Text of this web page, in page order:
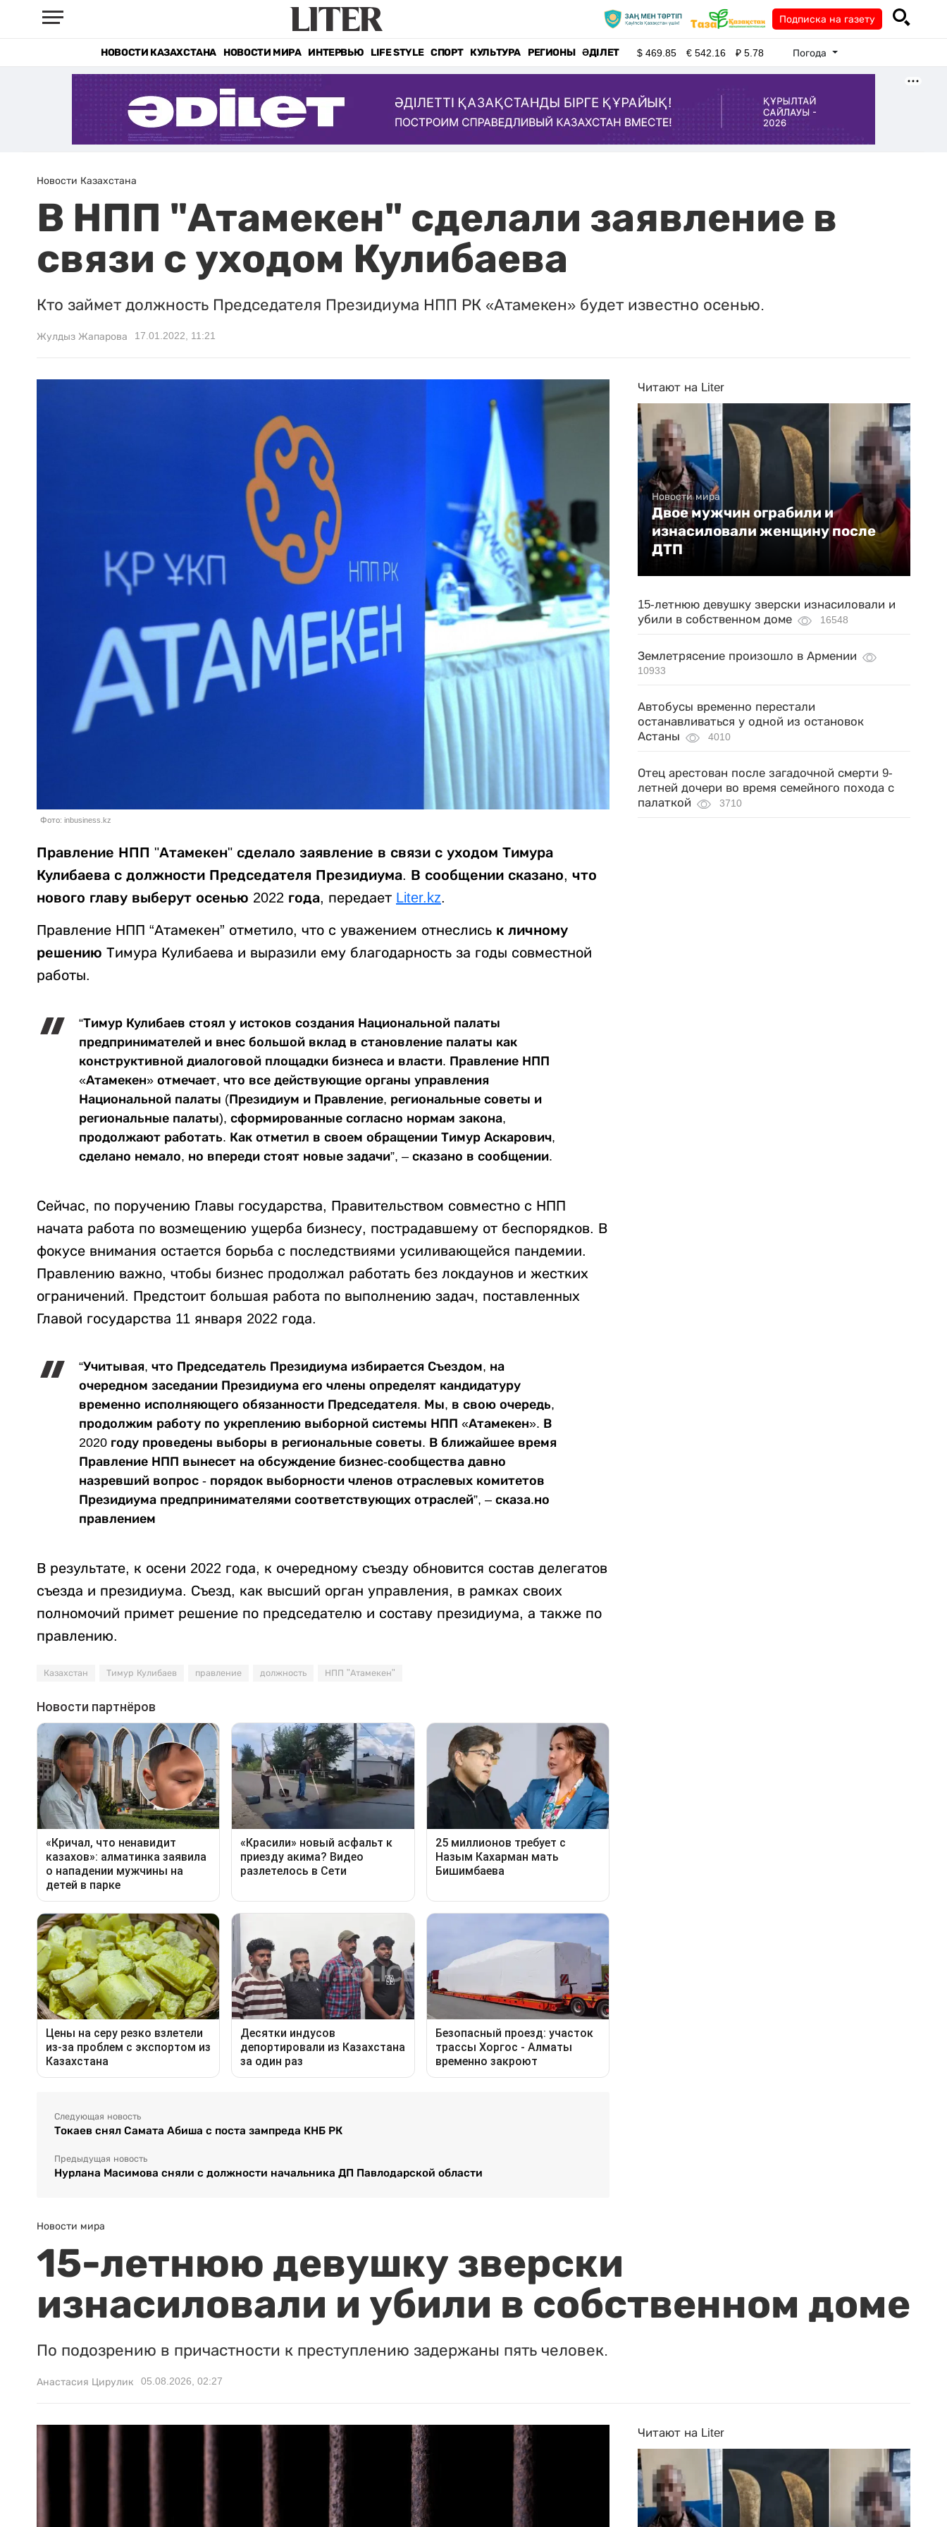
Подписка на газету
НОВОСТИ КАЗАХСТАНА НОВОСТИ МИРА ИНТЕРВЬЮ LIFE STYLE СПОРТ КУЛЬТУРА РЕГИОНЫ ӘДІЛЕТ $469.85 €542.16 ₽5.78 Погода
Новости Казахстана
В НПП "Атамекен" сделали заявление в
связи с уходом Кулибаева
Кто займет должность Председателя Президиума НПП РК «Атамекен» будет известно осенью.
Жулдыз Жапарова 17.01.2022, 11:21
Фото: inbusiness.kz
Правление НПП "Атамекен" сделало заявление в связи с уходом Тимура
Кулибаева с должности Председателя Президиума. В сообщении сказано, что
нового главу выберут осенью 2022 года, передает Liter.kz.
Правление НПП “Атамекен” отметило, что с уважением отнеслись к личному
решению Тимура Кулибаева и выразили ему благодарность за годы совместной
работы.
“Тимур Кулибаев стоял у истоков создания Национальной палаты
предпринимателей и внес большой вклад в становление палаты как
конструктивной диалоговой площадки бизнеса и власти. Правление НПП
«Атамекен» отмечает, что все действующие органы управления
Национальной палаты (Президиум и Правление, региональные советы и
региональные палаты), сформированные согласно нормам закона,
продолжают работать. Как отметил в своем обращении Тимур Аскарович,
сделано немало, но впереди стоят новые задачи”, – сказано в сообщении.
Сейчас, по поручению Главы государства, Правительством совместно с НПП
начата работа по возмещению ущерба бизнесу, пострадавшему от беспорядков. В
фокусе внимания остается борьба с последствиями усиливающейся пандемии.
Правлению важно, чтобы бизнес продолжал работать без локдаунов и жестких
ограничений. Предстоит большая работа по выполнению задач, поставленных
Главой государства 11 января 2022 года.
“Учитывая, что Председатель Президиума избирается Съездом, на
очередном заседании Президиума его члены определят кандидатуру
временно исполняющего обязанности Председателя. Мы, в свою очередь,
продолжим работу по укреплению выборной системы НПП «Атамекен». В
2020 году проведены выборы в региональные советы. В ближайшее время
Правление НПП вынесет на обсуждение бизнес-сообщества давно
назревший вопрос - порядок выборности членов отраслевых комитетов
Президиума предпринимателями соответствующих отраслей”, – сказа.но
правлением
В результате, к осени 2022 года, к очередному съезду обновится состав делегатов
съезда и президиума. Съезд, как высший орган управления, в рамках своих
полномочий примет решение по председателю и составу президиума, а также по
правлению.
Казахстан Тимур Кулибаев правление должность НПП "Атамекен"
Следующая новость
Токаев снял Самата Абиша с поста зампреда КНБ РК
Предыдущая новость
Нурлана Масимова сняли с должности начальника ДП Павлодарской области
Читают на Liter
Новости мира
Двое мужчин ограбили и
изнасиловали женщину после
ДТП
15-летнюю девушку зверски изнасиловали и
убили в собственном доме
16548
Землетрясение произошло в Армении
10933
Автобусы временно перестали
останавливаться у одной из остановок
Астаны
4010
Отец арестован после загадочной смерти 9-
летней дочери во время семейного похода с
палаткой
3710
Новости мира
15-летнюю девушку зверски
изнасиловали и убили в собственном доме
По подозрению в причастности к преступлению задержаны пять человек.
Анастасия Цирулик 05.08.2026, 02:27
Читают на Liter